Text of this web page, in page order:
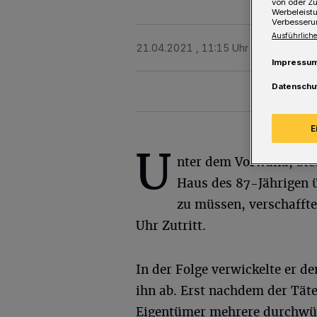
21.04.2021 , 11:15 Uhr
U nter dem Vorwand,
Haus des 87-Jährigen
zu müssen,
Uhr Zutritt.
In der Folge verwickelte er
ihn ab. Erst nachdem der
Eigentümer mehrere
von oder